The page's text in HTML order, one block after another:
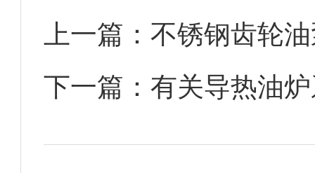
上一篇：不锈钢齿轮
下一篇：有关导热油